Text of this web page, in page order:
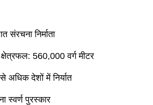
संरचना निर्माता
560,000 वर्ग मीटर
अधिक देशों में निर्यात
स्वर्ण पुरस्कार